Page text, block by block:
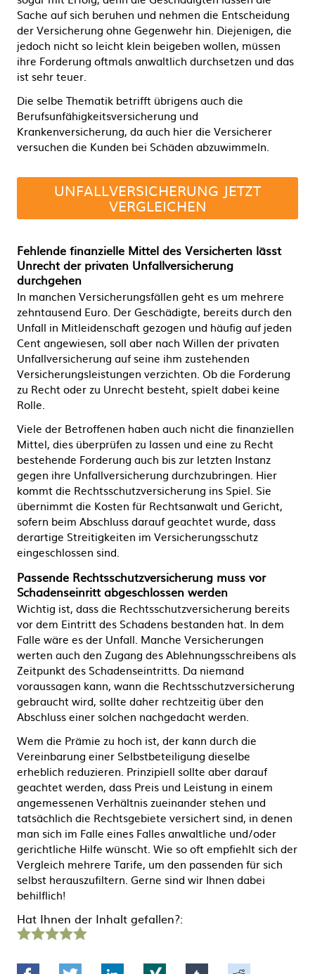
Sache auf sich beruhen und nehmen die Entscheidung
der Versicherung ohne Gegenwehr hin. Diejenigen, die
jedoch nicht so leicht klein beigeben wollen, müssen
ihre Forderung oftmals anwaltlich durchsetzen und das
ist sehr teuer.
Die selbe Thematik betrifft übrigens auch die
Berufsunfähigkeitsversicherung und
Krankenversicherung, da auch hier die Versicherer
versuchen die Kunden bei Schäden abzuwimmeln.
UNFALLVERSICHERUNG JETZT
VERGLEICHEN
Fehlende finanzielle Mittel des Versicherten lässt
Unrecht der privaten Unfallversicherung
durchgehen
In manchen Versicherungsfällen geht es um mehrere
zehntausend Euro. Der Geschädigte, bereits durch den
Unfall in Mitleidenschaft gezogen und häufig auf jeden
Cent angewiesen, soll aber nach Willen der privaten
Unfallversicherung auf seine ihm zustehenden
Versicherungsleistungen verzichten. Ob die Forderung
zu Recht oder zu Unrecht besteht, spielt dabei keine
Rolle.
Viele der Betroffenen haben auch nicht die finanziellen
Mittel, dies überprüfen zu lassen und eine zu Recht
bestehende Forderung auch bis zur letzten Instanz
gegen ihre Unfallversicherung durchzubringen. Hier
kommt die Rechtsschutzversicherung ins Spiel. Sie
übernimmt die Kosten für Rechtsanwalt und Gericht,
sofern beim Abschluss darauf geachtet wurde, dass
derartige Streitigkeiten im Versicherungsschutz
eingeschlossen sind.
Passende Rechtsschutzversicherung muss vor
Schadenseinritt abgeschlossen werden
Wichtig ist, dass die Rechtsschutzversicherung bereits
vor dem Eintritt des Schadens bestanden hat. In dem
Falle wäre es der Unfall. Manche Versicherungen
werten auch den Zugang des Ablehnungsschreibens als
Zeitpunkt des Schadenseintritts. Da niemand
voraussagen kann, wann die Rechtsschutzversicherung
gebraucht wird, sollte daher rechtzeitig über den
Abschluss einer solchen nachgedacht werden.
Wem die Prämie zu hoch ist, der kann durch die
Vereinbarung einer Selbstbeteiligung dieselbe
erheblich reduzieren. Prinzipiell sollte aber darauf
geachtet werden, dass Preis und Leistung in einem
angemessenen Verhältnis zueinander stehen und
tatsächlich die Rechtsgebiete versichert sind, in denen
man sich im Falle eines Falles anwaltliche und/oder
gerichtliche Hilfe wünscht. Wie so oft empfiehlt sich der
Vergleich mehrere Tarife, um den passenden für sich
selbst herauszufiltern. Gerne sind wir Ihnen dabei
behilflich!
Hat Ihnen der Inhalt gefallen?:
Stern Sterne Sterne Sterne Sterne
Facebook Twitter LinkedIn tumblr